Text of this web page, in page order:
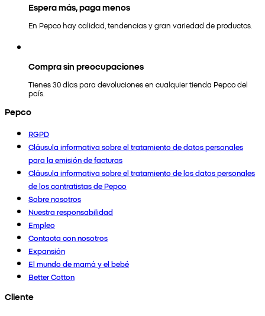
Espera más, paga menos
En Pepco hay calidad, tendencias y gran variedad de productos.
Compra sin preocupaciones
Tienes 30 días para devoluciones en cualquier tienda Pepco del
país.
Pepco
RGPD
Cláusula informativa sobre el tratamiento de datos personales
para la emisión de facturas
Cláusula informativa sobre el tratamiento de los datos personales
de los contratistas de Pepco
Sobre nosotros
Nuestra responsabilidad
Empleo
Contacta con nosotros
Expansión
El mundo de mamá y el bebé
Better Cotton
Cliente